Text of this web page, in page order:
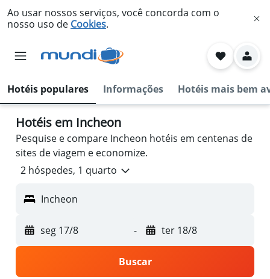
Ao usar nossos serviços, você concorda com o
nosso uso de Cookies.
Hotéis populares Informações Hotéis mais bem
Hotéis em Incheon
Pesquise e compare Incheon hotéis em centenas de
sites de viagem e economize.
2 hóspedes, 1 quarto
Incheon
seg 17/8 - ter 18/8
Buscar